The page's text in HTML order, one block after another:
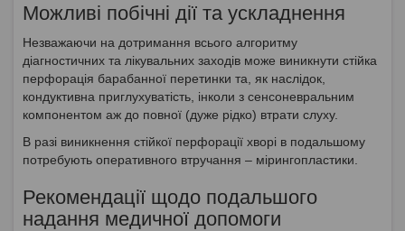
Можливі побічні дії та ускладнення
Незважаючи на дотримання всього алгоритму
діагностичних та лікувальних заходів може виникнути стійка
перфорація барабанної перетинки та, як наслідок,
кондуктивна приглухуватість, інколи з сенсоневральним
компонентом аж до повної (дуже рідко) втрати слуху.
В разі виникнення стійкої перфорації хворі в подальшому
потребують оперативного втручання – мірингопластики.
Рекомендації щодо подальшого
надання медичної допомоги